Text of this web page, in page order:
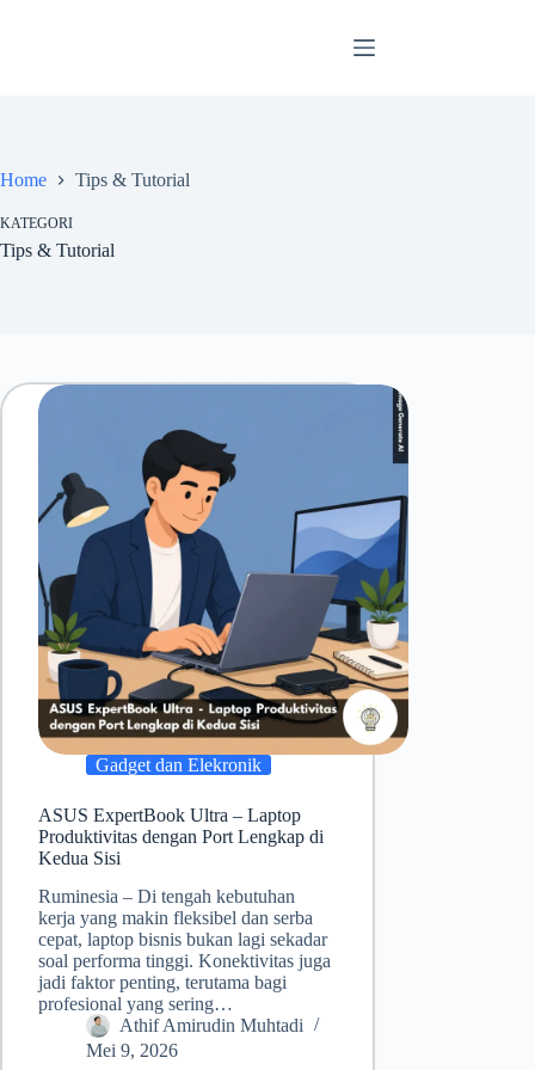
Home Tips & Tutorial
KATEGORI
Tips & Tutorial
Gadget dan Elekronik
ASUS ExpertBook Ultra – Laptop
Produktivitas dengan Port Lengkap di
Kedua Sisi
Ruminesia – Di tengah kebutuhan
kerja yang makin fleksibel dan serba
cepat, laptop bisnis bukan lagi sekadar
soal performa tinggi. Konektivitas juga
jadi faktor penting, terutama bagi
profesional yang sering…
Athif Amirudin Muhtadi
Mei 9, 2026